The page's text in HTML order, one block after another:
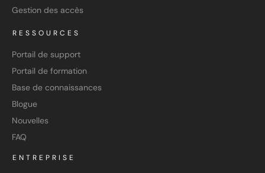
Gestion des accès
RESSOURCES
Portail de support
Portail de formation
Base de connaissances
Blogue
Nouvelles
FAQ
ENTREPRISE